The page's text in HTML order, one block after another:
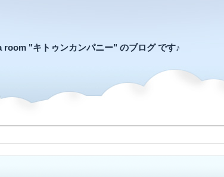
"キトゥンカンパニー" のブログ です♪